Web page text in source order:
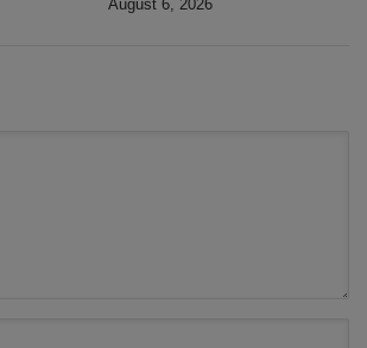
August 6, 2026